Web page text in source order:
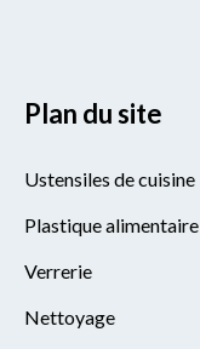
Plan du site
Ustensiles de cuisine
Plastique alimentaire
Verrerie
Nettoyage